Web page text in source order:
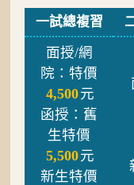
一試總複習
面授/網
院：特價
4,500元
函授：舊
生特價
5,500元
新生特價